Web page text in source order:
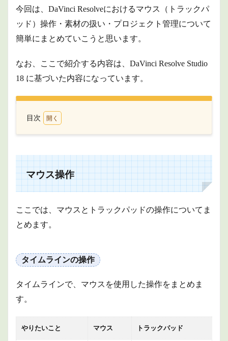
今回は、DaVinci Resolveにおけるマウス（トラックパ
ッド）操作・素材の扱い・プロジェクト管理について
簡単にまとめていこうと思います。
なお、ここで紹介する内容は、DaVinci Resolve Studio
18 に基づいた内容になっています。
目次
作
1.1
タイ
ムラ
の操
作
ップ
の操
マウス操作
ここでは、マウスとトラックパッドの操作についてま
とめます。
タイムラインの操作
タイムラインで、マウスを使用した操作をまとめま
す。
やりたいこと マウス トラックパッド